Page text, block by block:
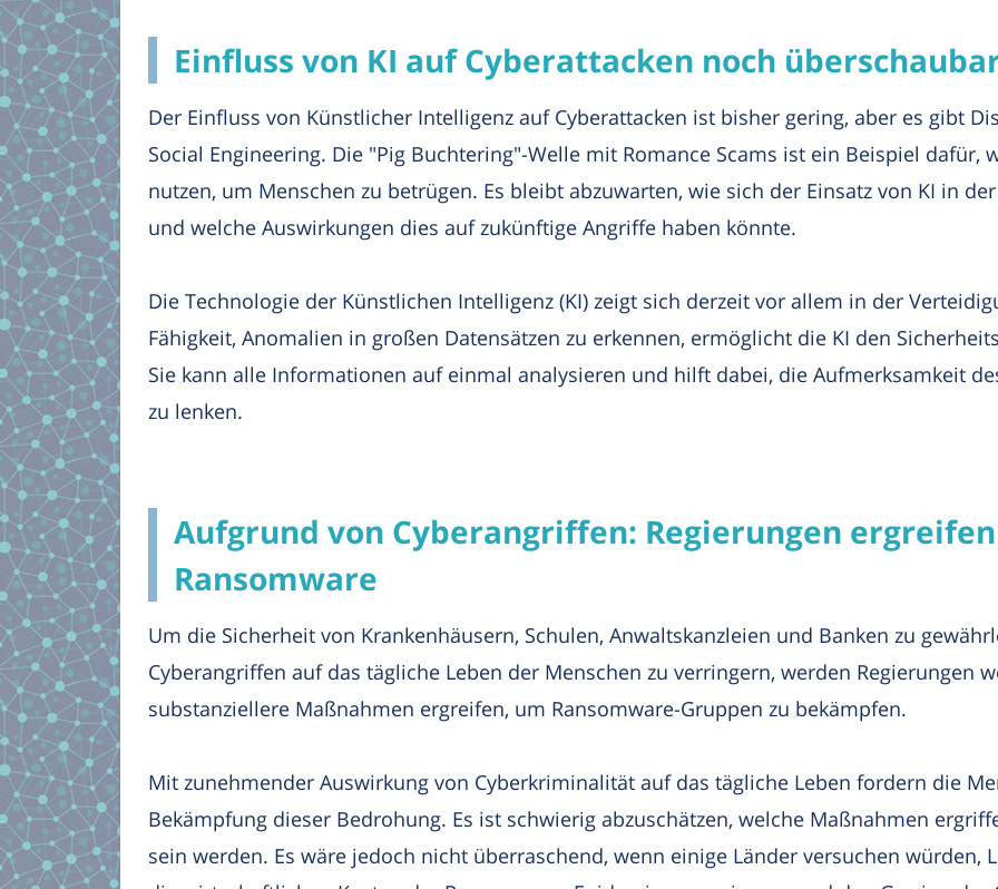
Einfluss von KI auf Cyberattacken noch
Der Einfluss von Künstlicher Intelligenz auf Cyberattacken ist bisher gering, aber es gibt
Social Engineering. Die "Pig Buchtering"-Welle mit Romance Scams ist ein Beispiel dafür,
nutzen, um Menschen zu betrügen. Es bleibt abzuwarten, wie sich der Einsatz von KI in
und welche Auswirkungen dies auf zukünftige Angriffe haben könnte.
Die Technologie der Künstlichen Intelligenz (KI) zeigt sich derzeit vor allem in der
Fähigkeit, Anomalien in großen Datensätzen zu erkennen, ermöglicht die KI den
Sie kann alle Informationen auf einmal analysieren und hilft dabei, die Aufmerksamkeit
zu lenken.
Aufgrund von Cyberangriffen: Regierungen
Ransomware
Um die Sicherheit von Krankenhäusern, Schulen, Anwaltskanzleien und Banken zu
Cyberangriffen auf das tägliche Leben der Menschen zu verringern, werden Regierungen
substanziellere Maßnahmen ergreifen, um Ransomware-Gruppen zu bekämpfen.
Mit zunehmender Auswirkung von Cyberkriminalität auf das tägliche Leben fordern die
Bekämpfung dieser Bedrohung. Es ist schwierig abzuschätzen, welche Maßnahmen
sein werden. Es wäre jedoch nicht überraschend, wenn einige Länder versuchen würden,